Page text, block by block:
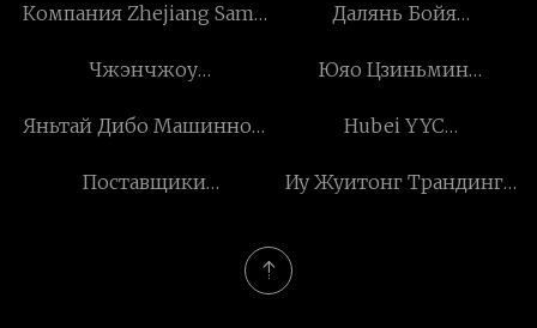
Компания Zhejiang Sams
Далянь Бойя
Чжэнчжоу
техническая компания,
Юяо Цзиньмин
Яньтай Дибо Машинное
Hubei YYC
ООО
Поставщики
Иу Жуитонг Трандинг